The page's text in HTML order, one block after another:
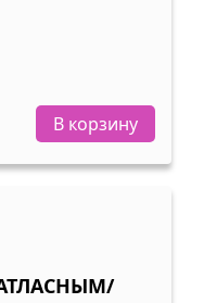
В корзину
АТЛАСНЫМ/